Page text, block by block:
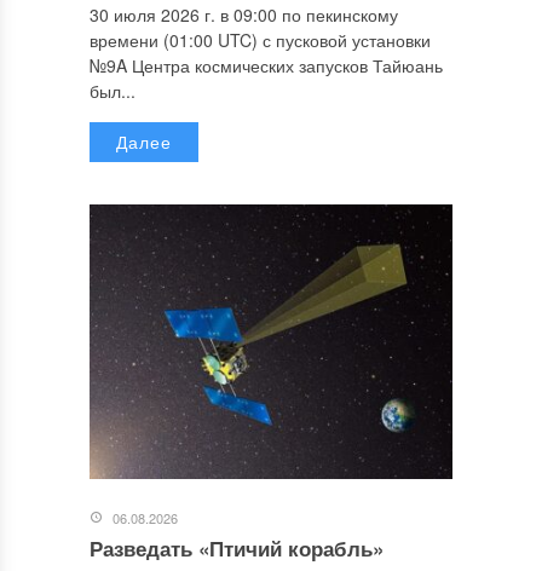
30 июля 2026 г. в 09:00 по пекинскому
времени (01:00 UTC) с пусковой установки
№9A Центра космических запусков Тайюань
был...
Далее
06.08.2026
Разведать «Птичий корабль»